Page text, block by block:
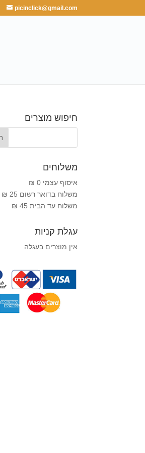
picinclick@gmail.com
חיפוש מוצרים
משלוחים
איסוף עצמי 0 ₪
משלוח בדואר רשום 25 ₪
משלוח עד הבית 45 ₪
עגלת קניות
אין מוצרים בעגלה.